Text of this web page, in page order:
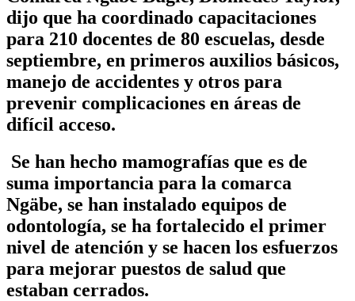
dijo que ha coordinado capacitaciones
para 210 docentes de 80 escuelas, desde
septiembre, en primeros auxilios básicos,
manejo de accidentes y otros para
prevenir complicaciones en áreas de
difícil acceso.
Se han hecho mamografías que es de
suma importancia para la comarca
Ngäbe, se han instalado equipos de
odontología, se ha fortalecido el primer
nivel de atención y se hacen los esfuerzos
para mejorar puestos de salud que
estaban cerrados.